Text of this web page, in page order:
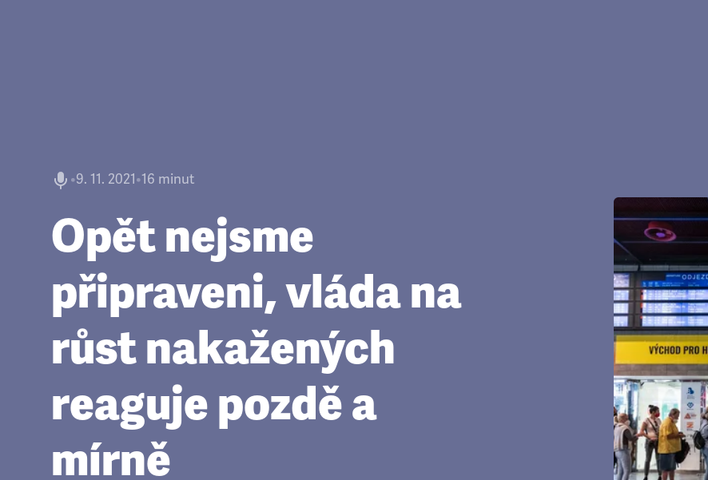
•9. 11. 2021•16 minut
Opět nejsme
připraveni, vláda na
růst nakažených
reaguje pozdě a
mírně